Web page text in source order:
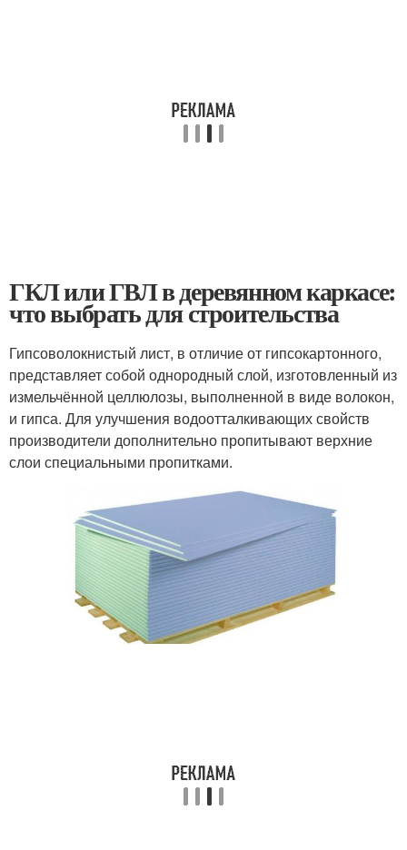
ГКЛ или ГВЛ в деревянном каркасе:
что выбрать для строительства
Гипсоволокнистый лист, в отличие от гипсокартонного,
представляет собой однородный слой, изготовленный из
измельчённой целлюлозы, выполненной в виде волокон,
и гипса. Для улучшения водоотталкивающих свойств
производители дополнительно пропитывают верхние
слои специальными пропитками.